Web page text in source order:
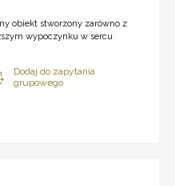
obiekt stworzony zarówno z
wypoczynku w sercu